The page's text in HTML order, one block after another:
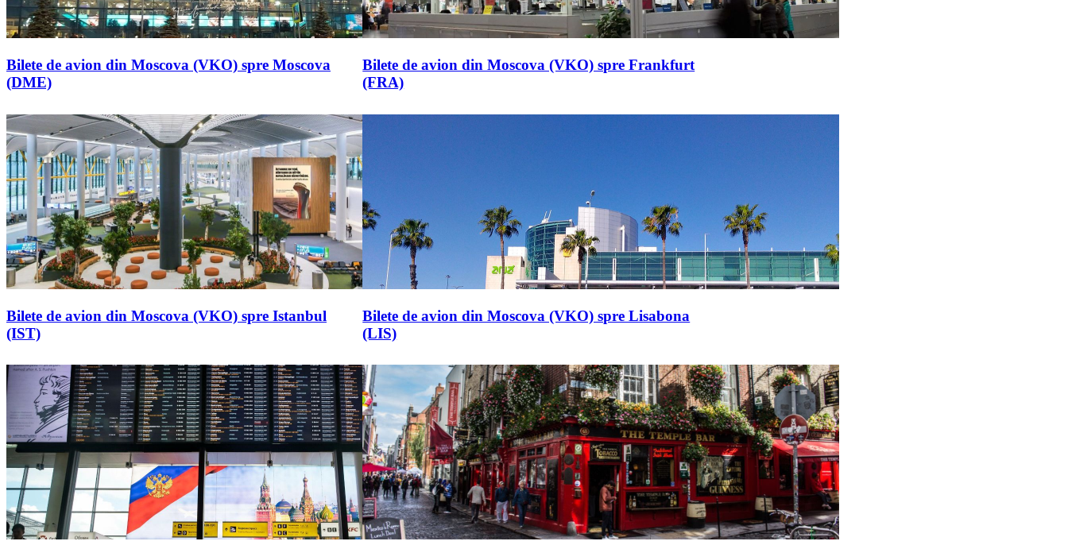
Bilete de avion din Moscova (VKO) spre Moscova
(DME)
Bilete de avion din Moscova (VKO) spre Frankfurt
(FRA)
Bilete de avion din Moscova (VKO) spre Istanbul
(IST)
Bilete de avion din Moscova (VKO) spre Lisabona
(LIS)